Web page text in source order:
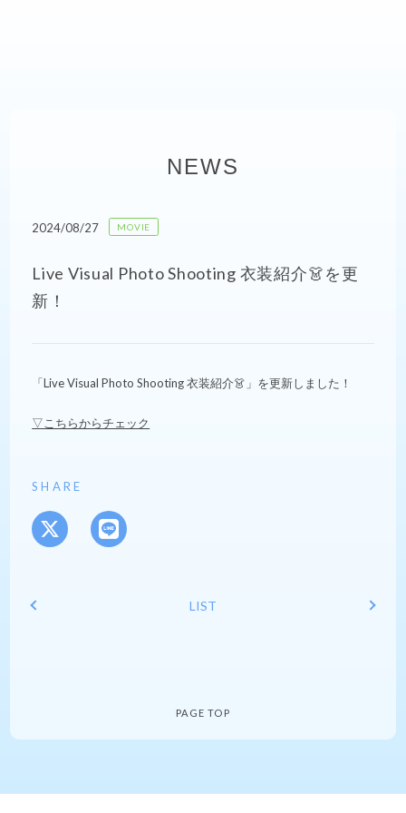
NEWS
2024/08/27 MOVIE
Live Visual Photo Shooting 衣装紹介👗を更
新！
「Live Visual Photo Shooting 衣装紹介👗」を更新しました！
▽こちらからチェック
SHARE
LIST
PAGE TOP